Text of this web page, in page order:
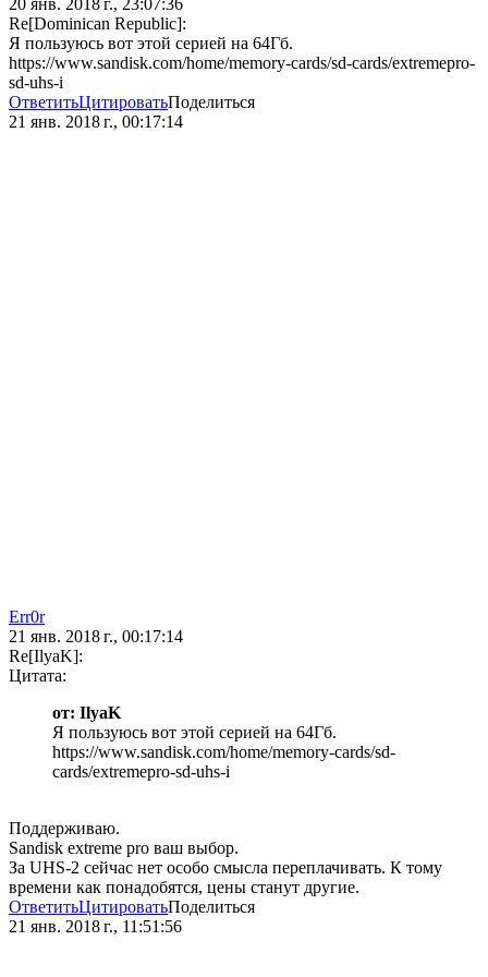
20 янв. 2018 г., 23:07:36
Re[Dominican Republic]:
Я пользуюсь вот этой серией на 64Гб.
https://www.sandisk.com/home/memory-cards/sd-cards/extremepro-
sd-uhs-i
ОтветитьЦитироватьПоделиться
21 янв. 2018 г., 00:17:14
Err0r
21 янв. 2018 г., 00:17:14
Re[IlyaK]:
Цитата:
от: IlyaK
Я пользуюсь вот этой серией на 64Гб.
https://www.sandisk.com/home/memory-cards/sd-
cards/extremepro-sd-uhs-i
Поддерживаю.
Sandisk extreme pro ваш выбор.
За UHS-2 сейчас нет особо смысла переплачивать. К тому
времени как понадобятся, цены станут другие.
ОтветитьЦитироватьПоделиться
21 янв. 2018 г., 11:51:56